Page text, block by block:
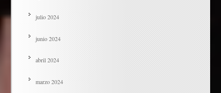
julio 2024
junio 2024
abril 2024
marzo 2024